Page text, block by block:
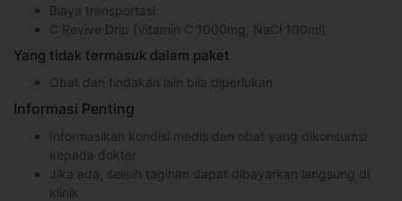
Biaya transportasi
C Revive Drip (Vitamin C 1000mg, NaCl 100ml)
Yang tidak termasuk dalam paket
Obat dan tindakan lain bila diperlukan
Informasi Penting
Informasikan kondisi medis dan obat yang dikonsumsi
kepada dokter
Jika ada, selisih tagihan dapat dibayarkan langsung di
klinik